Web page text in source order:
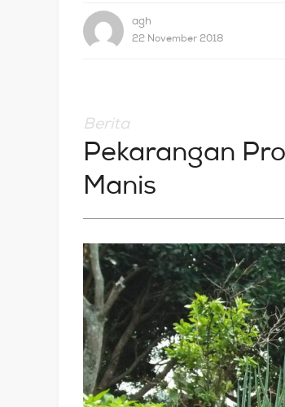
agh
22 November 2018
Berita
Pekarangan
Manis